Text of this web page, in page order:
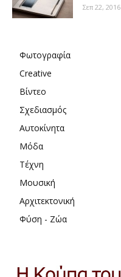
Σεπ 22, 2016
Φωτογραφία
Creative
Βίντεο
Σχεδιασμός
Αυτοκίνητα
Μόδα
Τέχνη
Μουσική
Αρχιτεκτονική
Φύση - Ζώα